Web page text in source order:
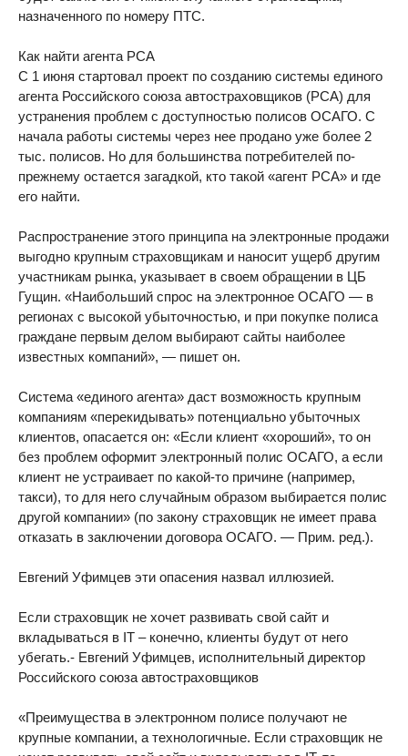
назначенного по номеру ПТС.
​Как найти агента РСА
С 1 июня стартовал проект по созданию системы единого
агента Российского союза автостраховщиков (РСА) для
устранения проблем с доступностью полисов ОСАГО. С
начала работы системы через нее продано уже более 2
тыс. полисов. Но для большинства потребителей по-
прежнему остается загадкой, кто такой «агент РСА» и где
его найти.
Распространение этого принципа на электронные продажи
выгодно крупным страховщикам и наносит ущерб другим
участникам рынка, указывает в своем обращении в ЦБ
Гущин. «Наибольший спрос на электронное ОСАГО — в
регионах с высокой убыточностью, и при покупке полиса
граждане первым делом выбирают сайты наиболее
известных компаний», — пишет он.
Система «единого агента» даст возможность крупным
компаниям «перекидывать» потенциально убыточных
клиентов, опасается он: «Если клиент «хороший», то он
без проблем оформит электронный полис ОСАГО, а если
клиент не устраивает по какой-то причине (например,
такси), то для него случайным образом выбирается полис
другой компании» (по закону страховщик не имеет права
отказать в заключении договора ОСАГО. — Прим. ред.).
Евгений Уфимцев эти опасения назвал иллюзией.
Если страховщик не хочет развивать свой сайт и
вкладываться в IT – конечно, клиенты будут от него
убегать.- Евгений Уфимцев, исполнительный директор
Российского союза автостраховщиков
«Преимущества в электронном полисе получают не
крупные компании, а технологичные. Если страховщик не